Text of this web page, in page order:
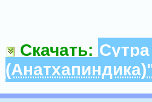
Скачать: